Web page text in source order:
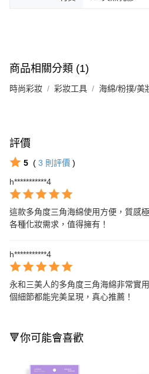
商品相關分類 (1)
時尚彩妝 彩妝工具 海綿/粉撲/美
評價
5 ( 3 則評價 )
h***********4
這款多角度三角海綿使用方便，質感
各種化妝需求，值得擁有！
h***********4
永和三美人的多角度三角海綿非常實
個細節都能完美呈現，真心推薦！
🔻你可能會喜歡